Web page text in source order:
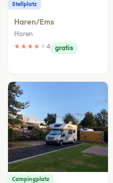
Stellplatz
Haren/Ems
Haren
★ ★ ★ ★ ★ 4 gratis
Campingplatz